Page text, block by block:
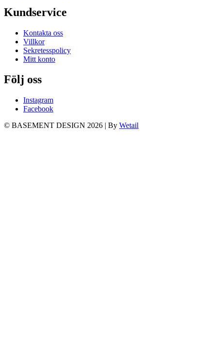
Kundservice
Kontakta oss
Villkor
Sekretesspolicy
Mitt konto
Följ oss
Instagram
Facebook
© BASEMENT DESIGN 2026 | By Wetail